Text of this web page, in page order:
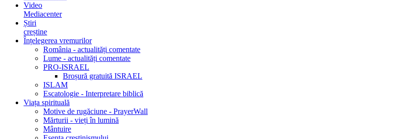
Video
Mediacenter
Știri
creștine
Înțelegerea vremurilor
România - actualități comentate
Lume - actualități comentate
PRO-ISRAEL
Broșură gratuită ISRAEL
ISLAM
Escatologie - Interpretare biblică
Viața spirituală
Motive de rugăciune - PrayerWall
Mărturii - vieți în lumină
Mântuire